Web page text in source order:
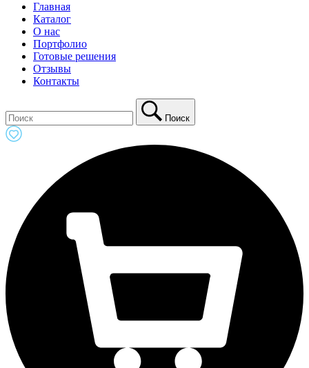
Главная
Каталог
О нас
Портфолио
Готовые решения
Отзывы
Контакты
Поиск